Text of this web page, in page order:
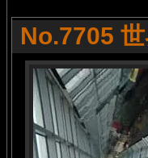
No.7705